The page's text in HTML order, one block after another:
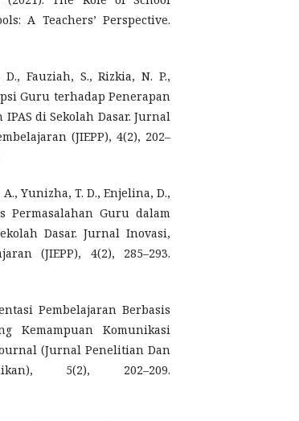
A Teachers’ Perspective.
Fauziah, S., Rizkia, N. P.,
Guru terhadap Penerapan
di Sekolah Dasar. Jurnal
(JIEPP), 4(2), 202–
Yunizha, T. D., Enjelina, D.,
Permasalahan Guru dalam
Dasar. Jurnal Inovasi,
(JIEPP), 4(2), 285–293.
Pembelajaran Berbasis
Kemampuan Komunikasi
(Jurnal Penelitian Dan
5(2), 202–209.